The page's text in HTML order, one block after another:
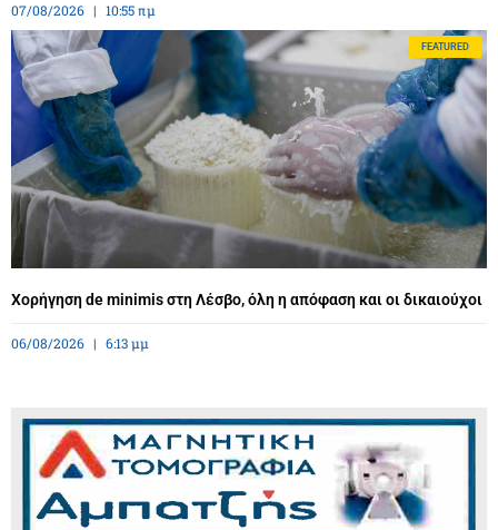
07/08/2026 10:55 πμ
FEATURED
Χορήγηση de minimis στη Λέσβο, όλη η απόφαση και οι δικαιούχοι
06/08/2026 6:13 μμ